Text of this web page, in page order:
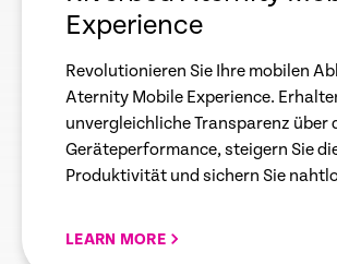
Experience
Revolutionieren Sie Ihre mobilen
Aternity Mobile Experience.
unvergleichliche Transparenz über
Geräteperformance, steigern Sie
Produktivität und sichern Sie
LEARN MORE